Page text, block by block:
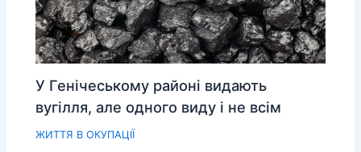
У Генічеському районі видають
вугілля, але одного виду і не всім
ЖИТТЯ В ОКУПАЦІЇ